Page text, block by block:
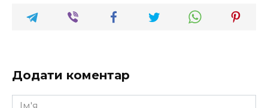
Додати коментар
Ім'я